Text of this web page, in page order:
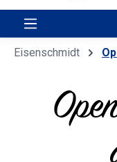
Eisenschmidt